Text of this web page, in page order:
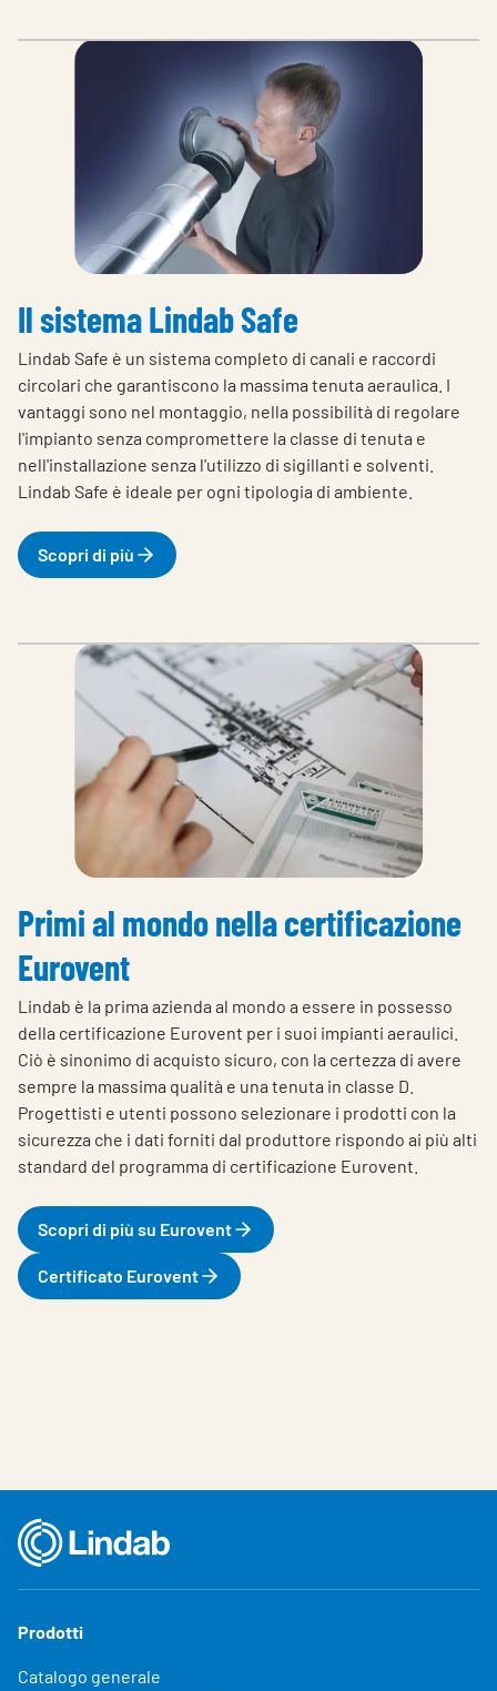
Il sistema Lindab Safe
Lindab Safe è un sistema completo di canali e raccordi
circolari che garantiscono la massima tenuta aeraulica. I
vantaggi sono nel montaggio, nella possibilità di regolare
l'impianto senza compromettere la classe di tenuta e
nell'installazione senza l'utilizzo di sigillanti e solventi.
Lindab Safe è ideale per ogni tipologia di ambiente.
Scopri di più
Primi al mondo nella certificazione
Eurovent
Lindab è la prima azienda al mondo a essere in possesso
della certificazione Eurovent per i suoi impianti aeraulici.
Ciò è sinonimo di acquisto sicuro, con la certezza di avere
sempre la massima qualità e una tenuta in classe D.
Progettisti e utenti possono selezionare i prodotti con la
sicurezza che i dati forniti dal produttore rispondo ai più alti
standard del programma di certificazione Eurovent.
Scopri di più su Eurovent
Certificato Eurovent
Prodotti
Catalogo generale